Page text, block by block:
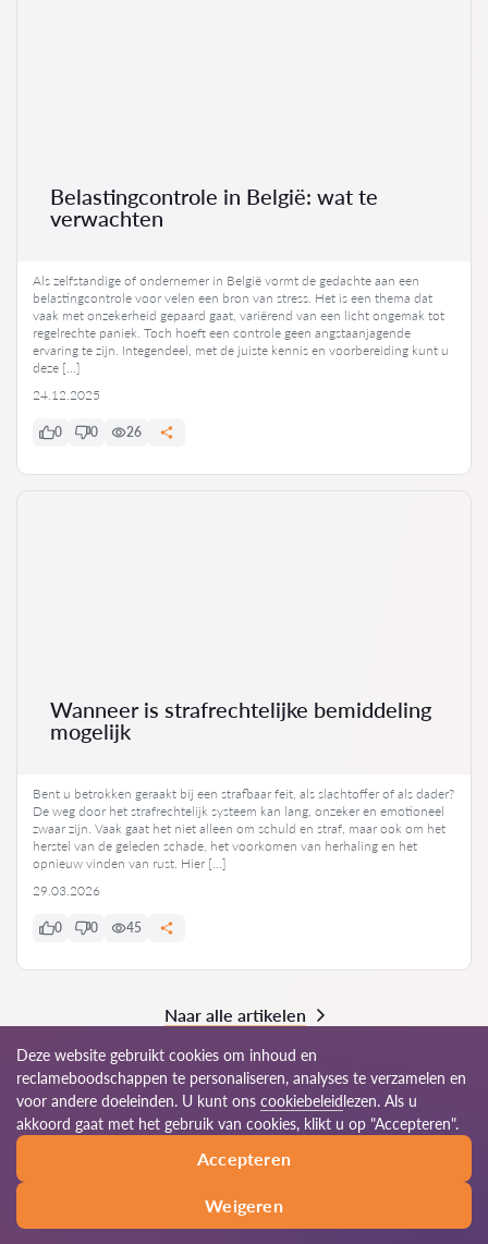
Belastingcontrole in België: wat te
verwachten
Als zelfstandige of ondernemer in België vormt de gedachte aan een
belastingcontrole voor velen een bron van stress. Het is een thema dat
vaak met onzekerheid gepaard gaat, variërend van een licht ongemak tot
regelrechte paniek. Toch hoeft een controle geen angstaanjagende
ervaring te zijn. Integendeel, met de juiste kennis en voorbereiding kunt u
deze […]
24.12.2025
0 0 26
Wanneer is strafrechtelijke bemiddeling
mogelijk
Bent u betrokken geraakt bij een strafbaar feit, als slachtoffer of als dader?
De weg door het strafrechtelijk systeem kan lang, onzeker en emotioneel
zwaar zijn. Vaak gaat het niet alleen om schuld en straf, maar ook om het
herstel van de geleden schade, het voorkomen van herhaling en het
opnieuw vinden van rust. Hier […]
29.03.2026
0 0 45
Naar alle artikelen
© 2026 Advocaten-be.com
Sitemap Ons wereldwijde netwerk
Deze website gebruikt cookies om inhoud en
reclameboodschappen te personaliseren, analyses te verzamelen en
voor andere doeleinden. U kunt ons cookiebeleidlezen. Als u
akkoord gaat met het gebruik van cookies, klikt u op "Accepteren".
Accepteren
Weigeren